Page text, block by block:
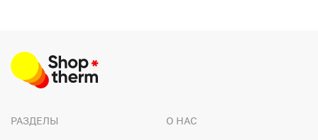
РАЗДЕЛЫ О НАС